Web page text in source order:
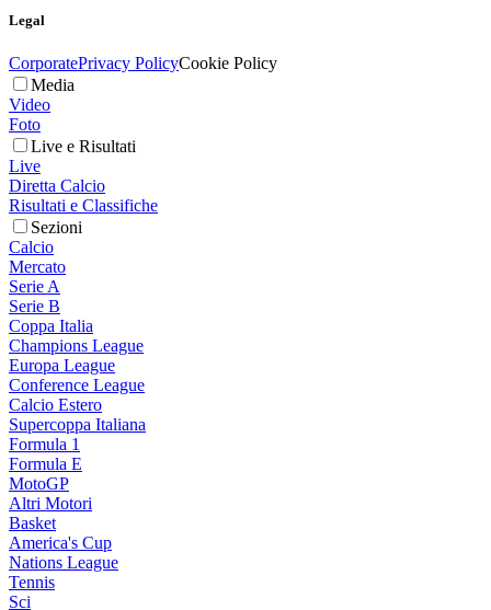
Legal
CorporatePrivacy PolicyCookie Policy
Media
Video
Foto
Live e Risultati
Live
Diretta Calcio
Risultati e Classifiche
Sezioni
Calcio
Mercato
Serie A
Serie B
Coppa Italia
Champions League
Europa League
Conference League
Calcio Estero
Supercoppa Italiana
Formula 1
Formula E
MotoGP
Altri Motori
Basket
America's Cup
Nations League
Tennis
Sci